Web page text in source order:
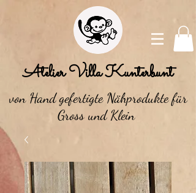
Atelier Villa Kunterbunt
von Hand gefertigte Nähprodukte für
Gross und Klein